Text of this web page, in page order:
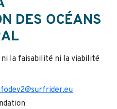
DES OCÉANS
la faisabilité ni la viabilité